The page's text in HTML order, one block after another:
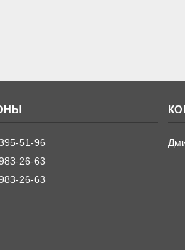
51-96
26-63
26-63